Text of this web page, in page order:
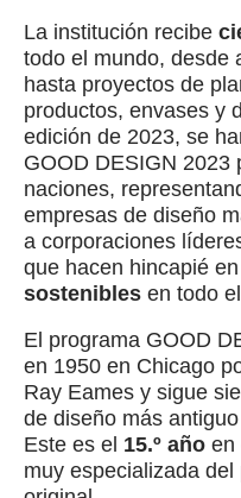
La institución recibe
todo el mundo, desde
hasta proyectos de
productos, envases y
edición de 2023, se
GOOD DESIGN 2023
naciones,
empresas de diseño
a corporaciones
que hacen hincapié
sostenibles en todo
El programa GOOD
en 1950 en Chicago
Ray Eames y sigue
de diseño más
Este es el 15.º año en
muy especializada